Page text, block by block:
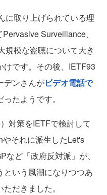
に取り上げられている理
Surveillance、
規模な盗聴について大き
けです。その後、IETF93
デンさんがビデオ電話で
たようです。
対策をIETFで検討して
それに派生したLet's
ど「政府反対派」が、
いう風潮になりつつあ
だきました。